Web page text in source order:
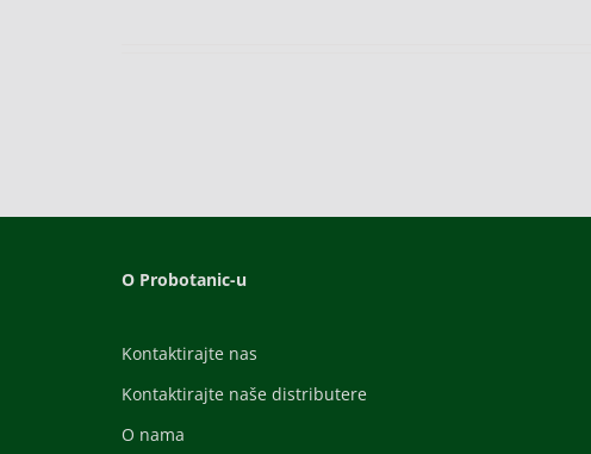
O Probotanic-u
Kontaktirajte nas
Kontaktirajte naše distributere
O nama